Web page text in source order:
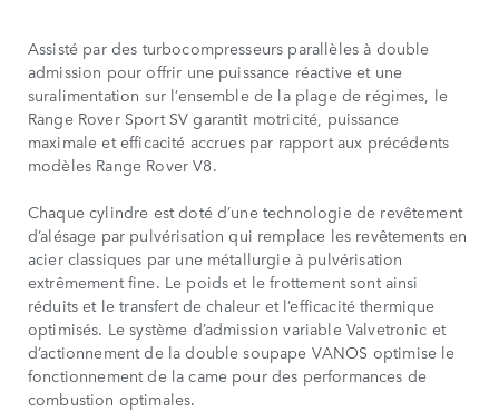
Assisté par des turbocompresseurs parallèles à double
admission pour offrir une puissance réactive et une
suralimentation sur l’ensemble de la plage de régimes, le
Range Rover Sport SV garantit motricité, puissance
maximale et efficacité accrues par rapport aux précédents
modèles Range Rover V8.
Chaque cylindre est doté d’une technologie de revêtement
d’alésage par pulvérisation qui remplace les revêtements en
acier classiques par une métallurgie à pulvérisation
extrêmement fine. Le poids et le frottement sont ainsi
réduits et le transfert de chaleur et l’efficacité thermique
optimisés. Le système d’admission variable Valvetronic et
d’actionnement de la double soupape VANOS optimise le
fonctionnement de la came pour des performances de
combustion optimales.